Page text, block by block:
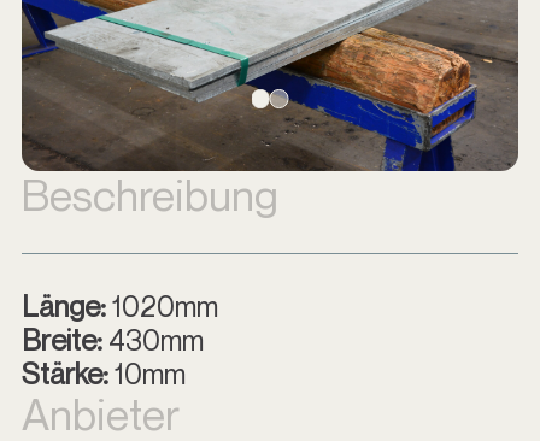
Beschreibung
Länge:1020mm
Breite:430mm
Stärke:10mm
Anbieter